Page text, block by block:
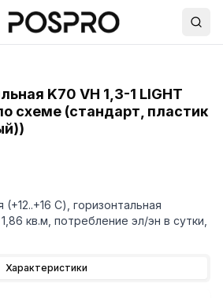
K70 VH 1,3-1 LIGHT
схеме (стандарт, пластик
С), горизонтальная
кв.м, потребление эл/эн в сутки,
Характеристики